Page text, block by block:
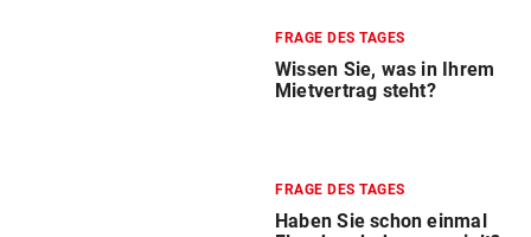
FRAGE DES TAGES
Wissen Sie, was in Ihrem
Mietvertrag steht?
FRAGE DES TAGES
Haben Sie schon einmal